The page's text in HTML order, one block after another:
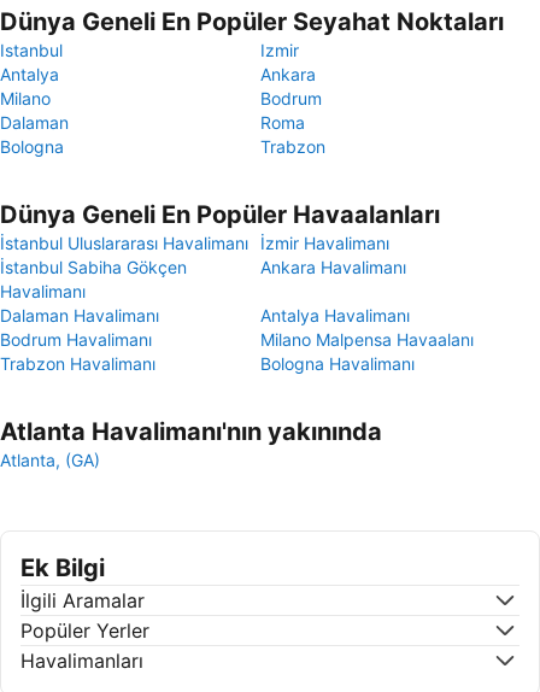
Dünya Geneli En Popüler Seyahat Noktaları
Istanbul
Izmir
Antalya
Ankara
Milano
Bodrum
Dalaman
Roma
Bologna
Trabzon
Dünya Geneli En Popüler Havaalanları
İstanbul Uluslararası Havalimanı
İzmir Havalimanı
İstanbul Sabiha Gökçen
Havalimanı
Ankara Havalimanı
Dalaman Havalimanı
Antalya Havalimanı
Bodrum Havalimanı
Milano Malpensa Havaalanı
Trabzon Havalimanı
Bologna Havalimanı
Atlanta Havalimanı'nın yakınında
Atlanta, (GA)
Ek Bilgi
İlgili Aramalar
Popüler Yerler
Havalimanları